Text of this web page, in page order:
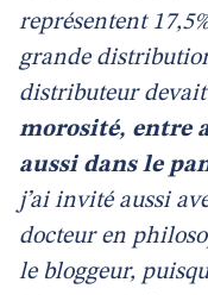
représentent
grande
distributeur
morosité, entre
aussi dans le
j’ai invité aussi
docteur en
le bloggeur,